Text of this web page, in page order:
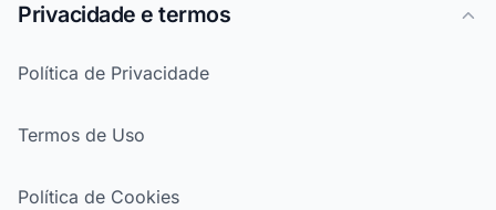
Privacidade e termos
Política de Privacidade
Termos de Uso
Política de Cookies